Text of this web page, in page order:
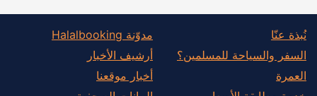
نُبذة عنّا
السفر والسياحة للمسلمين؟
العمرة
مدوّنة Halalbooking
أرشيف الأخبار
أخبار موقعنا